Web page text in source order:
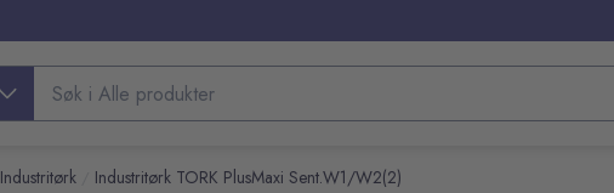
Søk etter produkter
Industritørk Industritørk TORK PlusMaxi Sent.W1/W2(2)